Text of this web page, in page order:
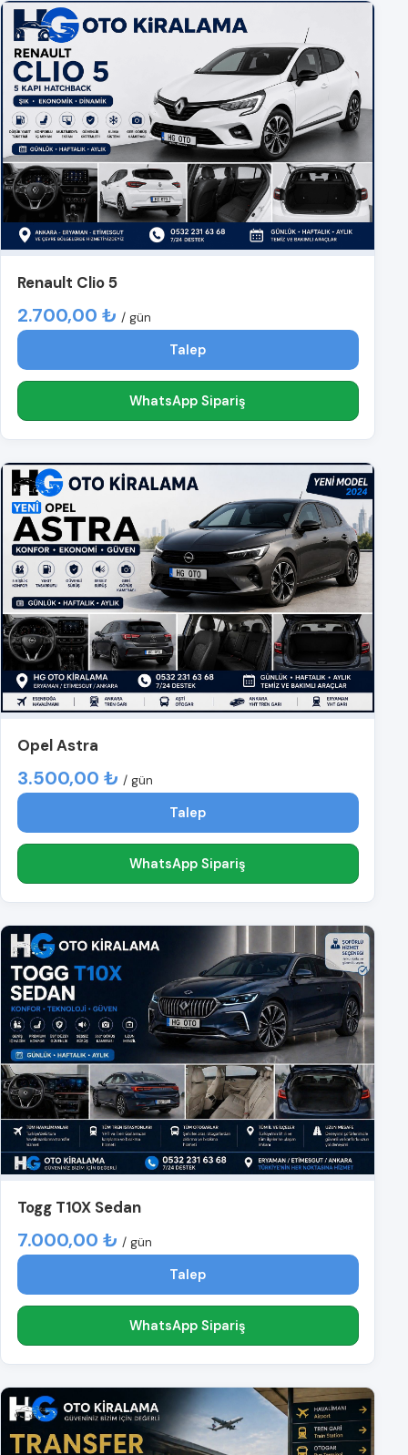
Renault Clio 5
2.700,00 ₺ / gün
Talep
WhatsApp Sipariş
Opel Astra
3.500,00 ₺ / gün
Talep
WhatsApp Sipariş
Togg T10X Sedan
7.000,00 ₺ / gün
Talep
WhatsApp Sipariş